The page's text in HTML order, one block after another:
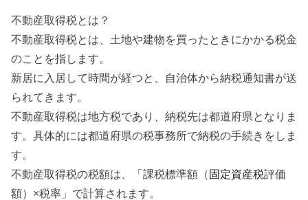
不動産取得税とは？
不動産取得税とは、土地や建物を買ったときにかかる税金
のことを指します。
新居に入居して時間が経つと、自治体から納税通知書が送
られてきます。
不動産取得税は地方税であり、納税先は都道府県となりま
す。具体的には都道府県の税事務所で納税の手続きをしま
す。
不動産取得税の税額は、「課税標準額（固定資産税評価
額）×税率」で計算されます。